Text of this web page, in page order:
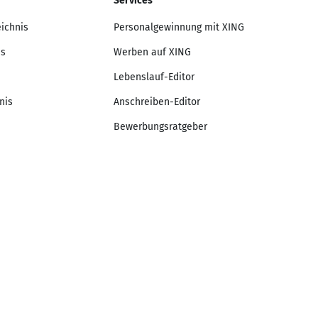
Personalgewinnung mit XING
Werben auf XING
Lebenslauf-Editor
Anschreiben-Editor
Bewerbungsratgeber